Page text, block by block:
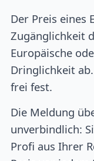
Der Preis eines
Zugänglichkeit
Europäische
Dringlichkeit
frei fest.
Die Meldung
unverbindlich:
Profi aus Ihrer